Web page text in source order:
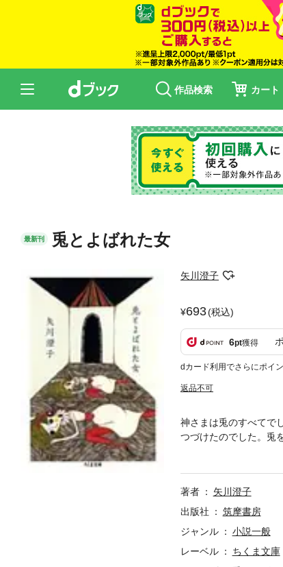
作品検索 カート
最新刊 兎とよばれた女
矢川澄子
693(税込)
6pt獲得
dカード利用でさらにポイ
返品不可
神さまは兎のすべてで
つづけたのでした。兎
く。「不滅の少女」と
著者
矢川澄子
出版社
筑摩書房
ジャンル
小説一般
レーベル
ちくま文庫